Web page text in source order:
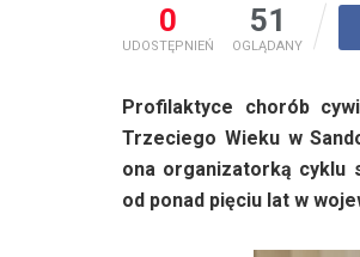
0
UDOSTĘPNIEŃ
51
OGLĄDANY
Profilaktyce chorób
Trzeciego Wieku w
ona organizatorką cyklu
od ponad pięciu lat w